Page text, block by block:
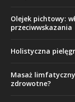
Olejek pichtowy:
przeciwwskazania
Holistyczna
Masaż
zdrowotne?